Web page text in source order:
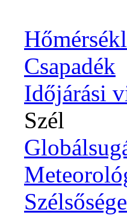
Csapadék
Időjárási
Szél